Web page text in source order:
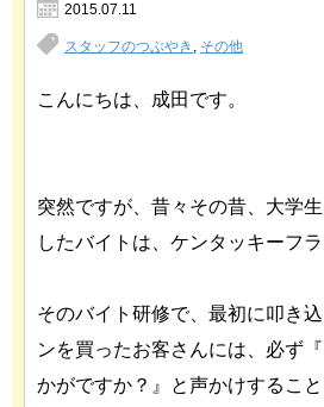
2015.07.11
スタッフのつぶやき , その他
こんにちは、成田です。
突然ですが、昔々その昔、大学
したバイトは、ケンタッキーフ
そのバイト研修で、最初に叩き
ンを買ったお客さんには、必ず
かがですか？』と声かけすること